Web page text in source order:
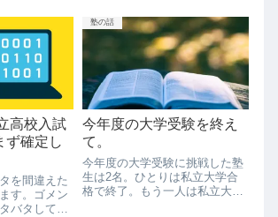
高校入試
ず確定し
を間違えた
す。ゴメン
バタしてい
塾の話
今年度の大学受験を終え
て。
今年度の大学受験に挑戦した塾
生は2名。ひとりは私立大学合
格で終了。もう一人は私立大学